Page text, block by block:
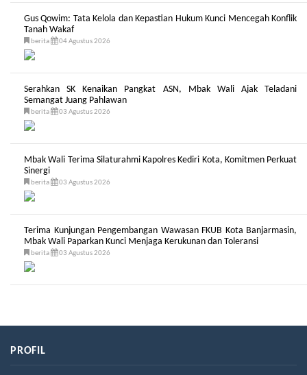
Gus Qowim: Tata Kelola dan Kepastian Hukum Kunci Mencegah Konflik
Tanah Wakaf
berita 04 Agustus 2026
Serahkan SK Kenaikan Pangkat ASN, Mbak Wali Ajak Teladani
Semangat Juang Pahlawan
berita 03 Agustus 2026
Mbak Wali Terima Silaturahmi Kapolres Kediri Kota, Komitmen Perkuat
Sinergi
berita 03 Agustus 2026
Terima Kunjungan Pengembangan Wawasan FKUB Kota Banjarmasin,
Mbak Wali Paparkan Kunci Menjaga Kerukunan dan Toleransi
berita 03 Agustus 2026
PROFIL